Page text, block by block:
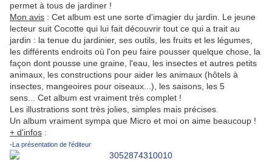
permet à tous de jardiner !
Mon avis : Cet album est une sorte d'imagier du jardin. Le jeune
lecteur suit Cocotte qui lui fait découvrir tout ce qui a trait au
jardin : la tenue du jardinier, ses outils, les fruits et les légumes,
les différents endroits où l'on peu faire pousser quelque chose, la
façon dont pousse une graine, l'eau, les insectes et autres petits
animaux, les constructions pour aider les animaux (hôtels à
insectes, mangeoires pour oiseaux...), les saisons, les 5
sens... Cet album est vraiment très complet !
Les illustrations sont très jolies, simples mais précises.
Un album vraiment sympa que Micro et moi on aime beaucoup !
+ d'infos :
-La présentation de l'éditeur